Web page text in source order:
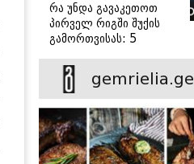
რა უნდა გავაკეთოთ
პირველ რიგში შუქის
გამორთვისას: 5
gemrielia.ge